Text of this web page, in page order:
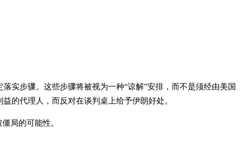
实步骤。这些步骤将被视为一种“谅解”安排，而不是须经由美国
的代理人，而反对在谈判桌上给予伊朗好处。
局的可能性。